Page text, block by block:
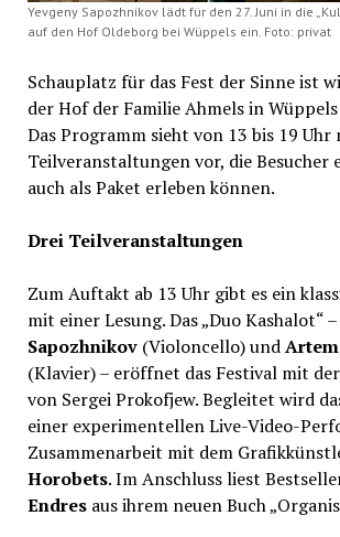
Yevgeny Sapozhnikov lädt für den 27. Juni in die
auf den Hof Oldeborg bei Wüppels ein. Foto: privat
Schauplatz für das Fest der Sinne ist
der Hof der Familie Ahmels in
Das Programm sieht von 13 bis 19 Uhr
Teilveranstaltungen vor, die Besucher
auch als Paket erleben können.
Drei Teilveranstaltungen
Zum Auftakt ab 13 Uhr gibt es ein
mit einer Lesung. Das „Duo Kashalot“ –
Sapozhnikov(Violoncello) und
(Klavier) – eröffnet das Festival mit
von Sergei Prokofjew. Begleitet wird
einer experimentellen Live-Video-
Zusammenarbeit mit dem
Horobets. Im Anschluss liest
Endresaus ihrem neuen Buch